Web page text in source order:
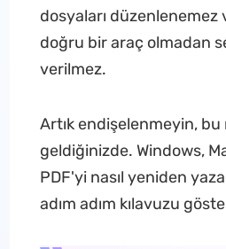
dosyaları düzenlenemez
doğru bir araç olmadan
verilmez.
Artık endişelenmeyin, bu
geldiğinizde. Windows,
PDF'yi nasıl yeniden
adım adım kılavuzu